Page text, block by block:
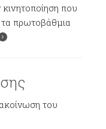
που
πρωτοβάθμια
του